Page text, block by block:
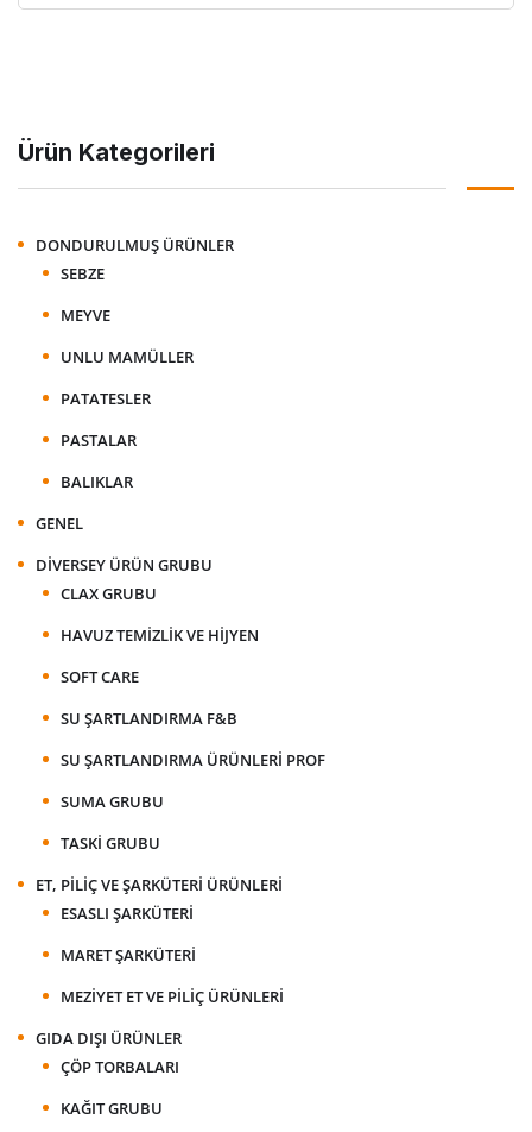
Ürün Kategorileri
DONDURULMUŞ ÜRÜNLER
SEBZE
MEYVE
UNLU MAMÜLLER
PATATESLER
PASTALAR
BALIKLAR
GENEL
DIVERSEY ÜRÜN GRUBU
CLAX GRUBU
HAVUZ TEMIZLIK VE HIJYEN
SOFT CARE
SU ŞARTLANDIRMA F&B
SU ŞARTLANDIRMA ÜRÜNLERI PROF
SUMA GRUBU
TASKI GRUBU
ET, PILIÇ VE ŞARKÜTERI ÜRÜNLERI
ESASLI ŞARKÜTERI
MARET ŞARKÜTERI
MEZIYET ET VE PILIÇ ÜRÜNLERI
GIDA DIŞI ÜRÜNLER
ÇÖP TORBALARI
KAĞIT GRUBU